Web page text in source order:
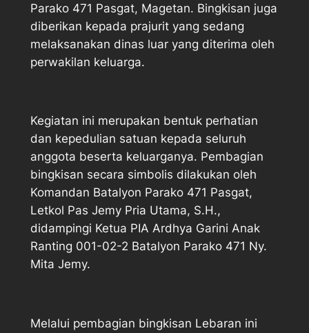
Parako 471 Pasgat, Magetan. Bingkisan juga
diberikan kepada prajurit yang sedang
melaksanakan dinas luar yang diterima oleh
perwakilan keluarga.
Kegiatan ini merupakan bentuk perhatian
dan kepedulian satuan kepada seluruh
anggota beserta keluarganya. Pembagian
bingkisan secara simbolis dilakukan oleh
Komandan Batalyon Parako 471 Pasgat,
Letkol Pas Jemy Pria Utama, S.H.,
didampingi Ketua PIA Ardhya Garini Anak
Ranting 001-02-2 Batalyon Parako 471 Ny.
Mita Jemy.
Melalui pembagian bingkisan Lebaran ini